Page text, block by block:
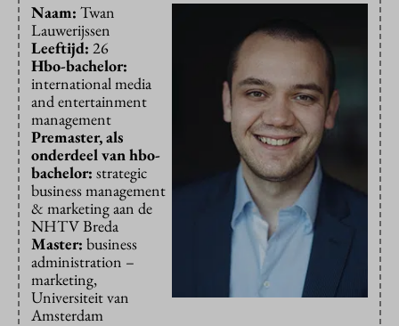
Naam: Twan
Lauwerijssen
Leeftijd: 26
Hbo-bachelor:
international media
and entertainment
management
Premaster, als
onderdeel van hbo-
bachelor: strategic
business management
& marketing aan de
NHTV Breda
Master: business
administration –
marketing,
Universiteit van
Amsterdam